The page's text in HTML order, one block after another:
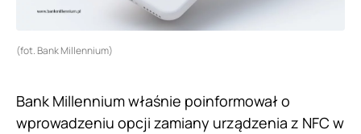
(fot. Bank Millennium)
Bank Millennium właśnie poinformował o
wprowadzeniu opcji zamiany urządzenia z NFC w